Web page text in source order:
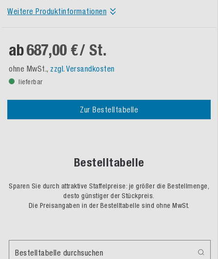
Weitere Produktinformationen
ab687,00 €/ St.
ohne MwSt., zzgl. Versandkosten
lieferbar
Zur Bestelltabelle
Bestelltabelle
Sparen Sie durch attraktive Staffelpreise: je größer die Bestellmenge,
desto günstiger der Stückpreis.
Die Preisangaben in der Bestelltabelle sind ohne MwSt.
Bestelltabelle durchsuchen